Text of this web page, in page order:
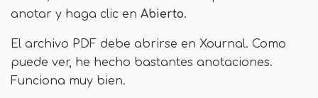
anotar y haga clic en Abierto.
El archivo PDF debe abrirse en Xournal. Como
puede ver, he hecho bastantes anotaciones.
Funciona muy bien.